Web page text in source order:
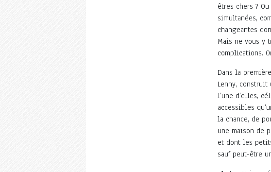
êtres chers ?
simultanées,
changeantes
Mais ne vous y
complications.
Dans la
Lenny, construit
l’une d’elles,
accessibles
la chance, de
une maison de
et dont les
sauf peut-être